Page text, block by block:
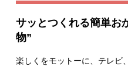
サッとつくれる簡単お
物”
楽しくをモットーに、テレビ